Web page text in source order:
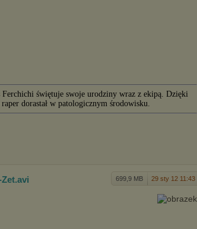
świętuje swoje urodziny wraz z ekipą. Dzięki
dorastał w patologicznym środowisku.
699,9 MB 29 sty 12 11:43
.avi